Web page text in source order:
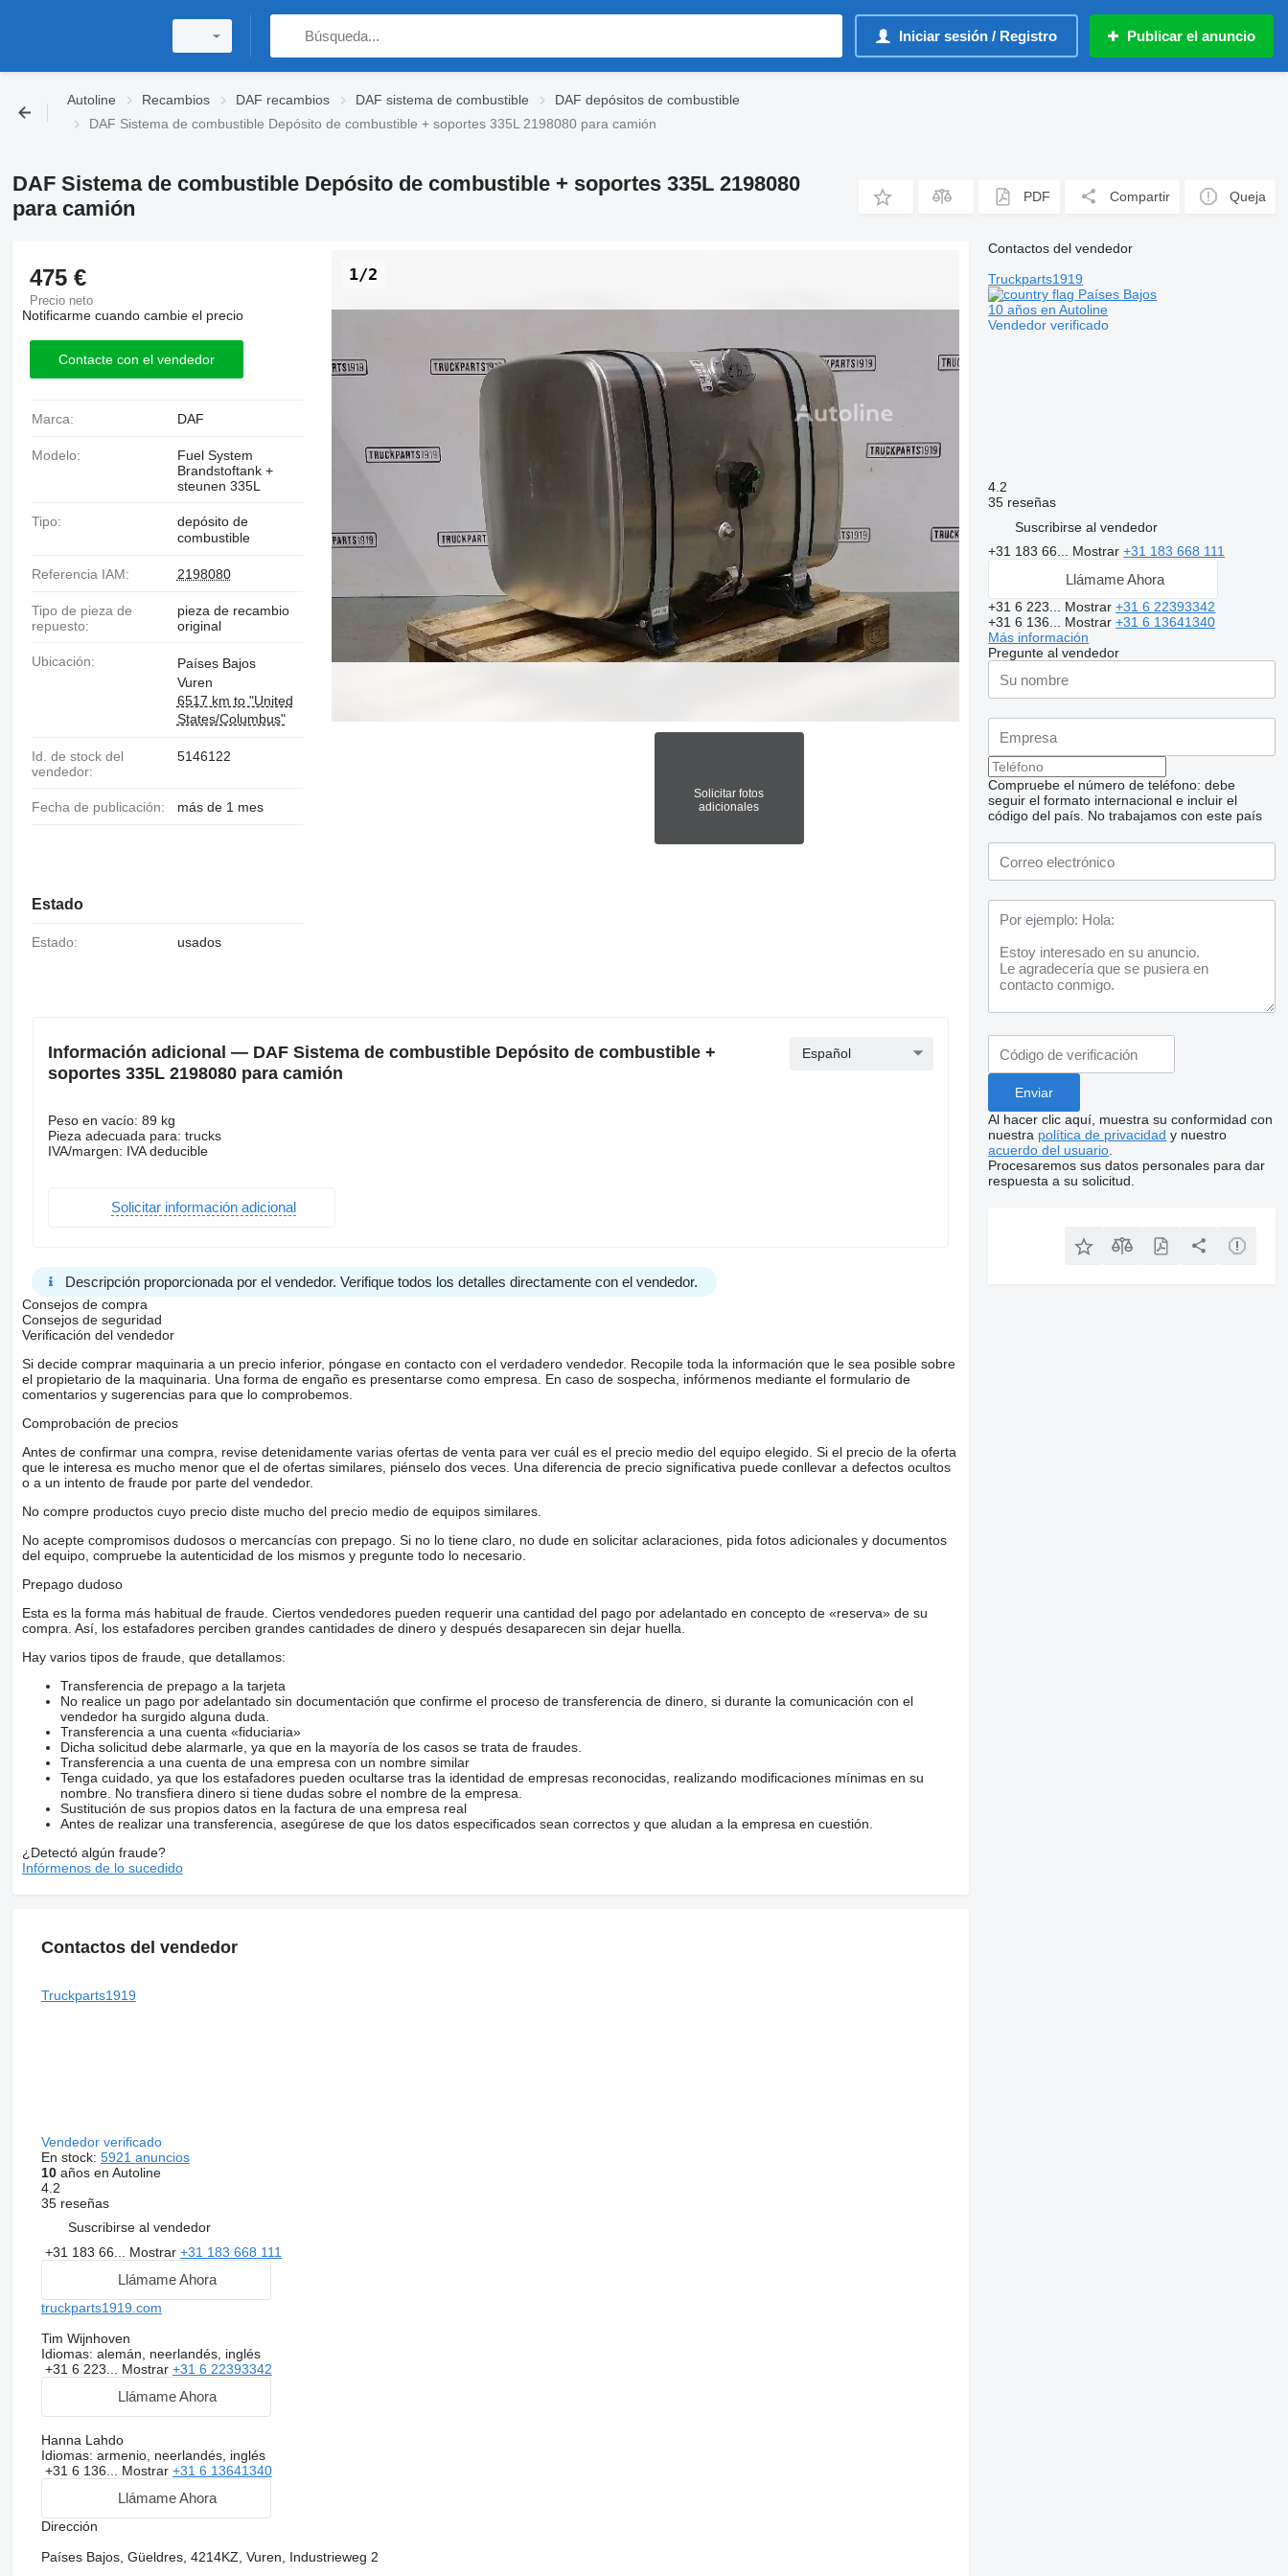
Iniciar sesión / Registro Publicar el anuncio
Autoline Recambios DAF recambios DAF sistema de combustible
DAF depósitos de combustible
DAF Sistema de combustible Depósito de combustible + soportes 335L 2198080 para camión
DAF Sistema de combustible Depósito de combustible + soportes 335L 2198080
para camión
PDF Compartir Queja
Solicitar fotos
adicionales
1/2
475 €
Precio neto
Notificarme cuando cambie el precio
Contacte con el vendedor
Marca: DAF
Modelo:
Fuel System
Brandstoftank +
steunen 335L
Tipo:
depósito de
combustible
Referencia IAM: 2198080
Tipo de pieza de
repuesto:
pieza de recambio
original
Ubicación:
Países Bajos
Vuren
6517 km to "United
States/Columbus"
Id. de stock del
vendedor:
5146122
Fecha de publicación: más de 1 mes
Estado
Estado: usados
Información adicional — DAF Sistema de combustible Depósito de combustible +
soportes 335L 2198080 para camión
Español
Peso en vacío: 89 kg
Pieza adecuada para: trucks
IVA/margen: IVA deducible
Solicitar información adicional
Descripción proporcionada por el vendedor. Verifique todos los detalles directamente con el vendedor.
Consejos de compra
Consejos de seguridad
Verificación del vendedor
Si decide comprar maquinaria a un precio inferior, póngase en contacto con el verdadero vendedor. Recopile toda la información que le sea posible sobre
el propietario de la maquinaria. Una forma de engaño es presentarse como empresa. En caso de sospecha, infórmenos mediante el formulario de
comentarios y sugerencias para que lo comprobemos.
Comprobación de precios
Antes de confirmar una compra, revise detenidamente varias ofertas de venta para ver cuál es el precio medio del equipo elegido. Si el precio de la oferta
que le interesa es mucho menor que el de ofertas similares, piénselo dos veces. Una diferencia de precio significativa puede conllevar a defectos ocultos
o a un intento de fraude por parte del vendedor.
No compre productos cuyo precio diste mucho del precio medio de equipos similares.
No acepte compromisos dudosos o mercancías con prepago. Si no lo tiene claro, no dude en solicitar aclaraciones, pida fotos adicionales y documentos
del equipo, compruebe la autenticidad de los mismos y pregunte todo lo necesario.
Prepago dudoso
Esta es la forma más habitual de fraude. Ciertos vendedores pueden requerir una cantidad del pago por adelantado en concepto de «reserva» de su
compra. Así, los estafadores perciben grandes cantidades de dinero y después desaparecen sin dejar huella.
Hay varios tipos de fraude, que detallamos:
Transferencia de prepago a la tarjeta
No realice un pago por adelantado sin documentación que confirme el proceso de transferencia de dinero, si durante la comunicación con el
vendedor ha surgido alguna duda.
Transferencia a una cuenta «fiduciaria»
Dicha solicitud debe alarmarle, ya que en la mayoría de los casos se trata de fraudes.
Transferencia a una cuenta de una empresa con un nombre similar
Tenga cuidado, ya que los estafadores pueden ocultarse tras la identidad de empresas reconocidas, realizando modificaciones mínimas en su
nombre. No transfiera dinero si tiene dudas sobre el nombre de la empresa.
Sustitución de sus propios datos en la factura de una empresa real
Antes de realizar una transferencia, asegúrese de que los datos especificados sean correctos y que aludan a la empresa en cuestión.
¿Detectó algún fraude?
Infórmenos de lo sucedido
Contactos del vendedor
Truckparts1919
Vendedor verificado
En stock: 5921 anuncios
10años en Autoline
4.2
35 reseñas
Suscribirse al vendedor
+31 183 66... Mostrar +31 183 668 111
Llámame Ahora
truckparts1919.com
Tim Wijnhoven
Idiomas: alemán, neerlandés, inglés
+31 6 223... Mostrar +31 6 22393342
Llámame Ahora
Hanna Lahdo
Idiomas: armenio, neerlandés, inglés
+31 6 136... Mostrar +31 6 13641340
Llámame Ahora
Dirección
Países Bajos, Güeldres, 4214KZ, Vuren, Industrieweg 2
Contactos del vendedor
Truckparts1919
Países Bajos
10 años en Autoline
Vendedor verificado
4.2
35 reseñas
Suscribirse al vendedor
+31 183 66... Mostrar+31 183 668 111
Llámame Ahora
+31 6 223... Mostrar+31 6 22393342
+31 6 136... Mostrar+31 6 13641340
Más información
Pregunte al vendedor
Compruebe el número de teléfono: debe
seguir el formato internacional e incluir el
código del país. No trabajamos con este país
Al hacer clic aquí, muestra su conformidad con
nuestra política de privacidad y nuestro
acuerdo del usuario
Procesaremos sus datos personales para dar
respuesta a su solicitud.